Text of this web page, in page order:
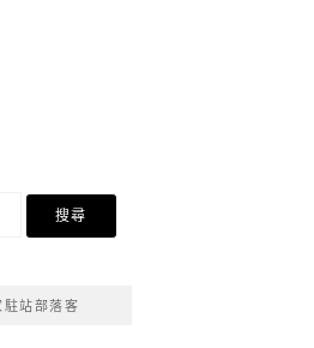
站部落客